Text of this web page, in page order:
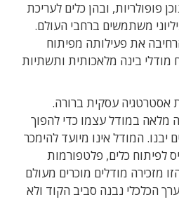
פופולריות, ובהן כלים לעריכת
משתמשים ברחבי העולם.
את פעילותה מפיתוח
מודלי בינה מלאכותית ותשתיות
אסטרטגיה עסקית ברורה.
מלאה במודל עצמו כדי להפוך
המודל אינו מיועד להימכר
לפיתוח כלים, פלטפורמות
מזכירה מודלים מוכרים מעולם
הכלכלי נבנה סביב הקוד ולא